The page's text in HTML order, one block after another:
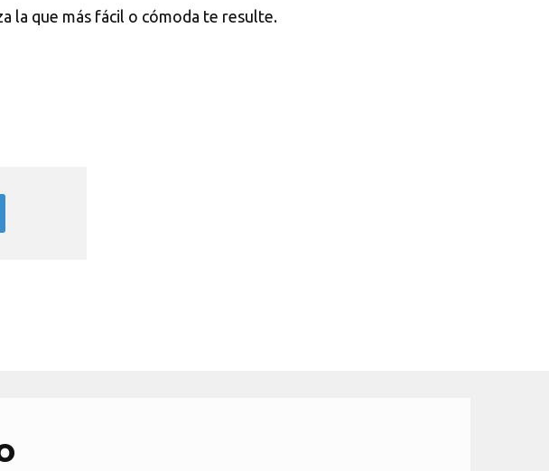
la que más fácil o cómoda te resulte.